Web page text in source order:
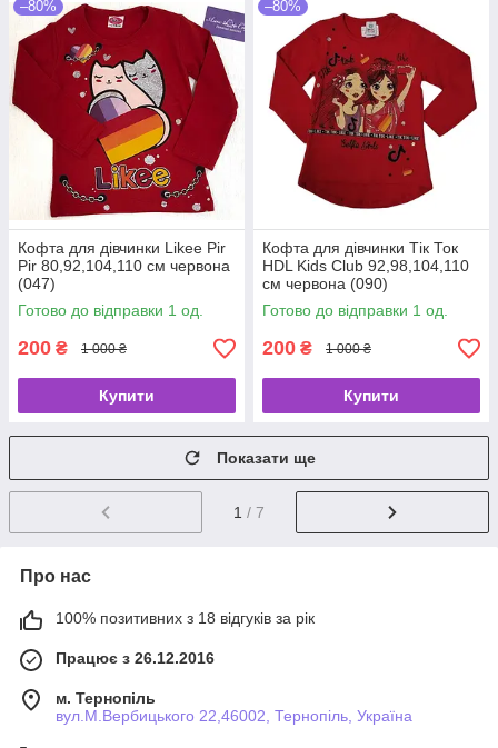
–80%
Кофта для дівчинки Likee Pir
Pir 80,92,104,110 см червона
(047)
Готово до відправки 1 од.
200 ₴ 1 000 ₴
Купити
–80%
Кофта для дівчинки Тік Ток
HDL Kids Club 92,98,104,110
см червона (090)
Готово до відправки 1 од.
200 ₴ 1 000 ₴
Купити
Показати ще
1 / 7
Про нас
100% позитивних з 18 відгуків за рік
Працює з 26.12.2016
м. Тернопіль
вул.М.Вербицького 22,46002, Тернопіль, Україна